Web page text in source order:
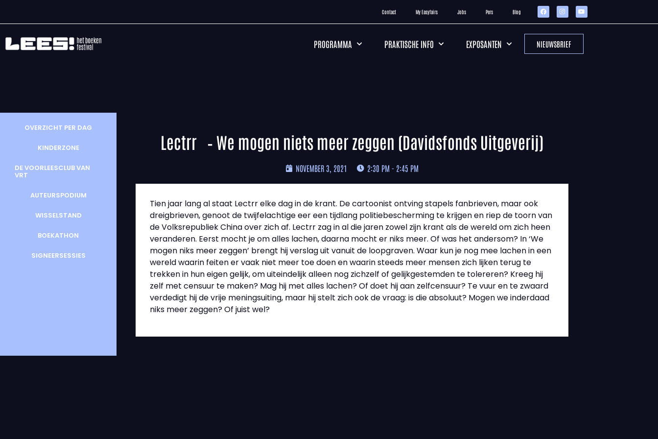
Contact My Easyfairs Jobs Pers Blog
PROGRAMMA PRAKTISCHE INFO EXPOSANTEN NIEUWSBRIEF
OVERZICHT PER DAG
KINDERZONE
DE VOORLEESCLUB VAN
VRT
AUTEURSPODIUM
WISSELSTAND
BOEKATHON
SIGNEERSESSIES
Lectrr – We mogen niets meer zeggen (Davidsfonds Uitgeverij)
NOVEMBER 3, 2021 2:30 PM - 2:45 PM
Tien jaar lang al staat Lectrr elke dag in de krant. De cartoonist ontving stapels fanbrieven, maar ook
dreigbrieven, genoot de twijfelachtige eer een tijdlang politiebescherming te krijgen en riep de toorn van
de Volksrepubliek China over zich af. Lectrr zag in al die jaren zowel zijn krant als de wereld om zich heen
veranderen. Eerst mocht je om alles lachen, daarna mocht er niks meer. Of was het andersom? In ‘We
mogen niks meer zeggen’ brengt hij verslag uit vanuit de loopgraven. Waar kun je nog mee lachen in een
wereld waarin feiten er vaak niet meer toe doen en waarin steeds meer mensen zich lijken terug te
trekken in hun eigen gelijk, om uiteindelijk alleen nog zichzelf of gelijkgestemden te tolereren? Kreeg hij
zelf met censuur te maken? Mag hij met alles lachen? Of doet hij aan zelfcensuur? Te vuur en te zwaard
verdedigt hij de vrije meningsuiting, maar hij stelt zich ook de vraag: is die absoluut? Mogen we inderdaad
niks meer zeggen? Of juist wel?